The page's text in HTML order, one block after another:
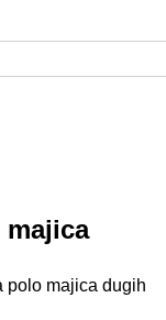
majica
polo majica dugih